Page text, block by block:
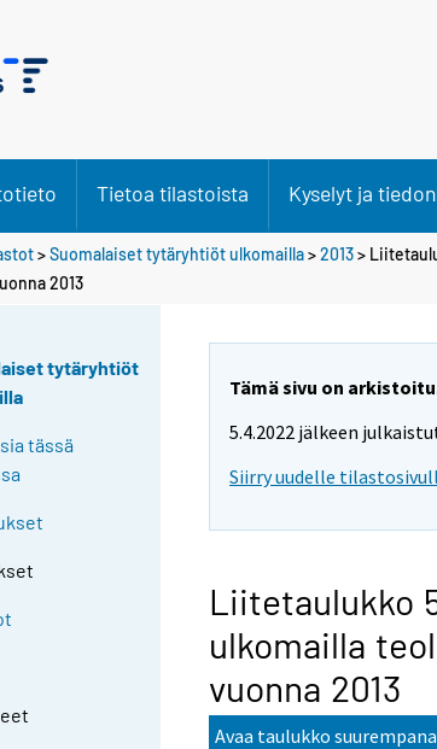
Tietoa tilastoista Kyselyt ja
>Suomalaiset tytäryhtiöt ulkomailla>2013>
2013
tytäryhtiöt
tässä
Tämä sivu on
5.4.2022 jälkeen
Siirry uudelle
Liitetaulukko
ulkomailla
vuonna 2013
Avaa taulukko suurempana